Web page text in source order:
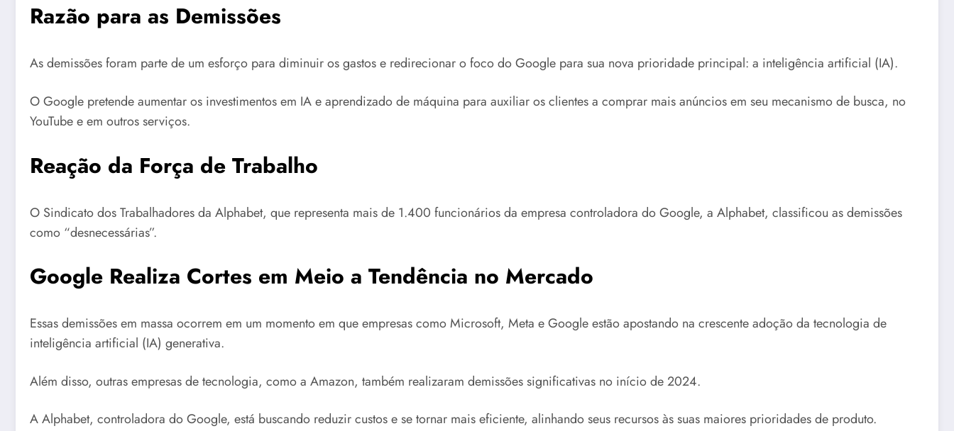
Razão para as Demissões
As demissões foram parte de um esforço para diminuir os gastos e redirecionar o foco do Google para sua nova prioridade principal: a inteligência artificial (IA).
O Google pretende aumentar os investimentos em IA e aprendizado de máquina para auxiliar os clientes a comprar mais anúncios em seu mecanismo de busca, no
YouTube e em outros serviços.
Reação da Força de Trabalho
O Sindicato dos Trabalhadores da Alphabet, que representa mais de 1.400 funcionários da empresa controladora do Google, a Alphabet, classificou as demissões
como “desnecessárias”.
Google Realiza Cortes em Meio a Tendência no Mercado
Essas demissões em massa ocorrem em um momento em que empresas como Microsoft, Meta e Google estão apostando na crescente adoção da tecnologia de
inteligência artificial (IA) generativa.
Além disso, outras empresas de tecnologia, como a Amazon, também realizaram demissões significativas no início de 2024.
A Alphabet, controladora do Google, está buscando reduzir custos e se tornar mais eficiente, alinhando seus recursos às suas maiores prioridades de produto.